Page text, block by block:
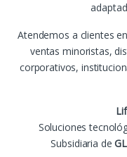
Atendemos a clientes en
ventas minoristas,
corporativos,
Soluciones
Subsidiaria de